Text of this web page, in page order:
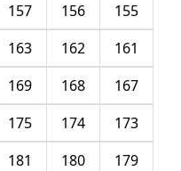
155
156
157
161
162
163
167
168
169
173
174
175
179
180
181